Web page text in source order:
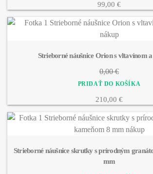
99,00 €
Strieborné náušnice Orion s vltavínom
0,00 €
210,00 €
Strieborné náušnice skrutky s prírodným
mm